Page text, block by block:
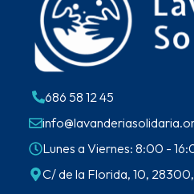
686 58 12 45
Lunes a Viernes: 8:00 -
C/ de la Florida, 10,